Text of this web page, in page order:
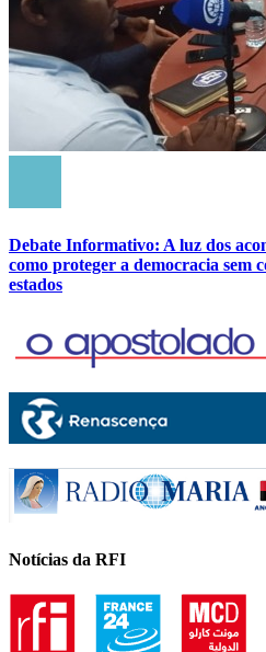
Debate Informativo: A luz dos
como proteger a democracia sem
estados
Notícias da RFI